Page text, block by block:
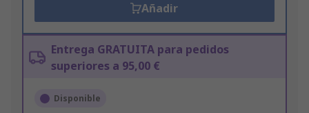
Añadir
Entrega GRATUITA para pedidos
superiores a 95,00 €
Disponible